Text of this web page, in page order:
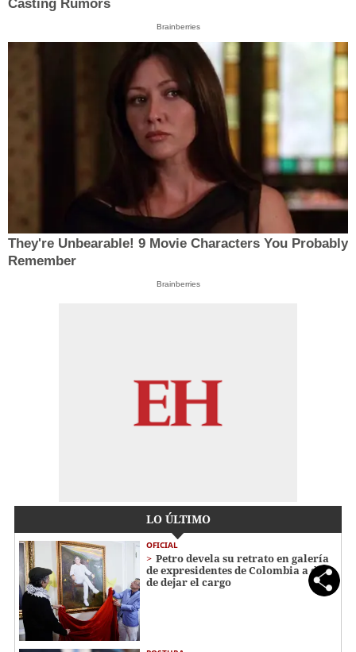
Casting Rumors
Brainberries
They're Unbearable! 9 Movie Characters You Probably
Remember
Brainberries
LO ÚLTIMO
OFICIAL
Petro devela su retrato en galería
de expresidentes de Colombia a días
de dejar el cargo